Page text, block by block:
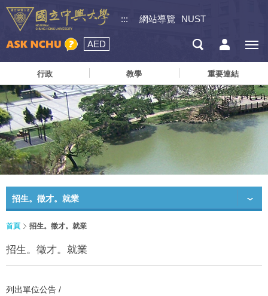
::: 網站導覽 NUST
AED
行政 教學 重要連結
招生。徵才。就業
首頁 招生。徵才。就業
招生。徵才。就業
列出單位公告 /